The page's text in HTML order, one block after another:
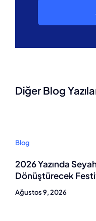
Diğer Blog
Blog
2026 Yazında
Dönüştürecek
Ağustos 9, 2026